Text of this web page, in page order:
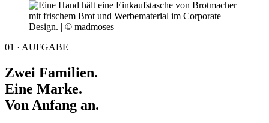
01 · AUFGABE
Zwei Familien.
Eine Marke.
Von Anfang an.